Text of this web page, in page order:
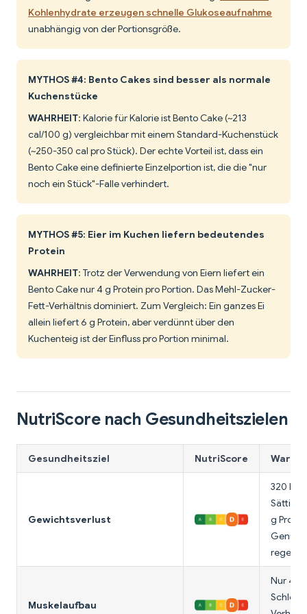
Kohlenhydrate erzeugen schnelle Glukoseaufnahme
unabhängig von der Portionsgröße.
MYTHOS #4: Bento Cakes sind besser als normale
Kuchenstücke
WAHRHEIT: Kalorie für Kalorie ist Bento Cake (~213
cal/100 g) vergleichbar mit einem Standard-Kuchenstück
(~250-350 cal pro Stück). Der echte Vorteil ist, dass ein
Bento Cake eine definierte Einzelportion ist, die die "nur
noch ein Stück"-Falle verhindert.
MYTHOS #5: Eier im Kuchen liefern bedeutendes
Protein
WAHRHEIT: Trotz der Verwendung von Eiern liefert ein
Bento Cake nur 4 g Protein pro Portion. Das Mehl-Zucker-
Fett-Verhältnis dominiert. Zum Vergleich: Ein ganzes Ei
allein liefert 6 g Protein, aber verdünnt über den
Kuchenteig ist der Einfluss pro Portion minimal.
NutriScore nach Gesundheitszielen
Gesundheitsziel NutriScore
Gewichtsverlust
320
g
Genuss
Muskelaufbau
Nur 4 g